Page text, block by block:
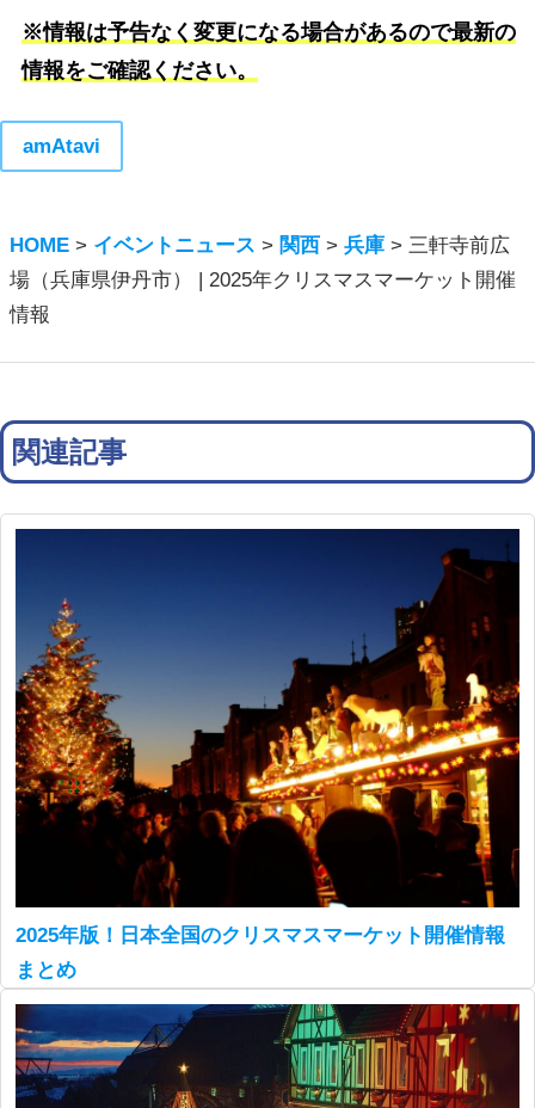
※情報は予告なく変更になる場合があるので最新の
情報をご確認ください。
amAtavi
HOME > イベントニュース > 関西 >兵庫 > 三軒寺前広
場（兵庫県伊丹市） | 2025年クリスマスマーケット開催
情報
関連記事
2025年版！日本全国のクリスマスマーケット開催情報
まとめ